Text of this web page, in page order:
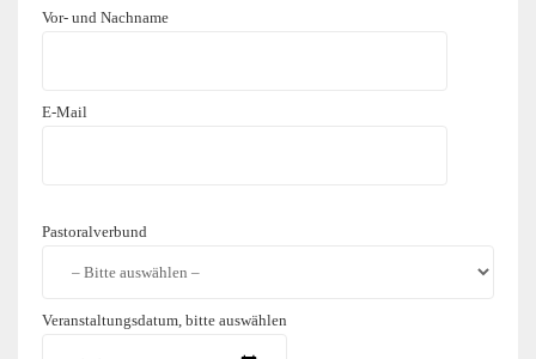
Vor- und Nachname
E-Mail
Pastoralverbund
Veranstaltungsdatum, bitte auswählen